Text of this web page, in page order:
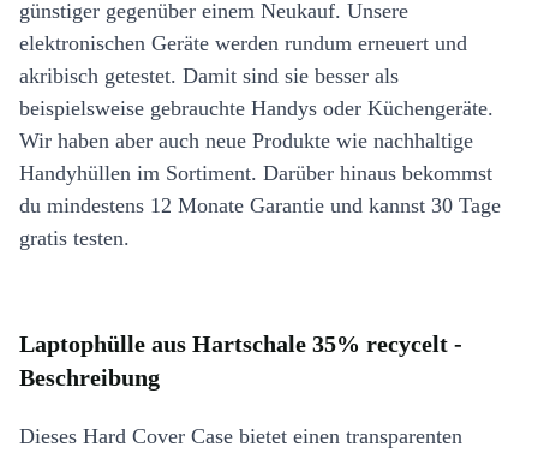
günstiger gegenüber einem Neukauf. Unsere
elektronischen Geräte werden rundum erneuert und
akribisch getestet. Damit sind sie besser als
beispielsweise gebrauchte Handys oder Küchengeräte.
Wir haben aber auch neue Produkte wie nachhaltige
Handyhüllen im Sortiment. Darüber hinaus bekommst
du mindestens 12 Monate Garantie und kannst 30 Tage
gratis testen.
Laptophülle aus Hartschale 35% recycelt -
Beschreibung
Dieses Hard Cover Case bietet einen transparenten